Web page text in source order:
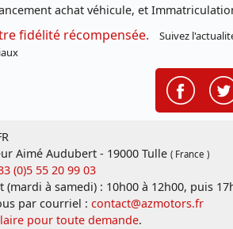
achat véhicule, et
fidélité récompensée.
Suivez
Aimé Audubert - 19000 Tulle ( France )
(0)5 55 20 99 03
(mardi à samedi) : 10h00 à 12h00, puis
par courriel : contact@azmotors.fr
pour toute demande.